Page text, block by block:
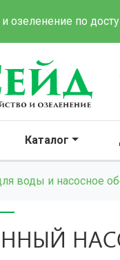
и озеленение по
Каталог
воды и насосное